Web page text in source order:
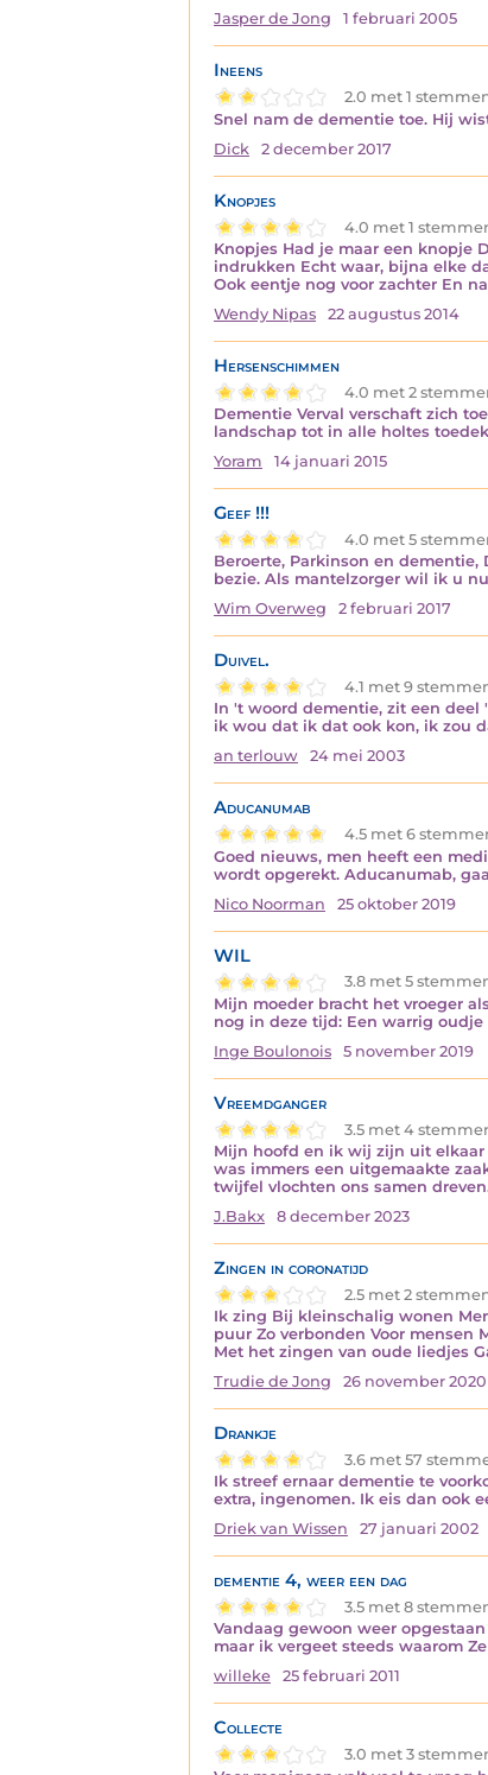
Jasper de Jong
1 februari 2005
Ineens
2.0 met 1
Snel nam de dementie toe. Hij
Dick
2 december 2017
Knopjes
4.0 met 1
Knopjes Had je maar een knopje
indrukken Echt waar, bijna elke
Ook eentje nog voor zachter En
Wendy Nipas
22 augustus 2014
Hersenschimmen
4.0 met 2
Dementie Verval verschaft zich
landschap tot in alle holtes
Yoram
14 januari 2015
Geef !!!
4.0 met 5
Beroerte, Parkinson en
bezie. Als mantelzorger wil ik u
Wim Overweg
2 februari 2017
Duivel.
4.1 met 9
In 't woord dementie, zit een deel
ik wou dat ik dat ook kon, ik zou
an terlouw
24 mei 2003
Aducanumab
4.5 met 6
Goed nieuws, men heeft een
wordt opgerekt. Aducanumab,
Nico Noorman
25 oktober 2019
WIL
3.8 met 5
Mijn moeder bracht het vroeger
nog in deze tijd: Een warrig
Inge Boulonois
5 november 2019
Vreemdganger
3.5 met 4
Mijn hoofd en ik wij zijn uit
was immers een uitgemaakte
twijfel vlochten ons samen
J.Bakx
8 december 2023
Zingen in coronatijd
2.5 met 2
Ik zing Bij kleinschalig wonen
puur Zo verbonden Voor mensen
Met het zingen van oude liedjes
Trudie de Jong
26 november 2020
Drankje
3.6 met 57
Ik streef ernaar dementie te
extra, ingenomen. Ik eis dan ook
Driek van Wissen
27 januari 2002
dementie 4, weer een dag
3.5 met 8
Vandaag gewoon weer
maar ik vergeet steeds waarom
willeke
25 februari 2011
Collecte
3.0 met 3